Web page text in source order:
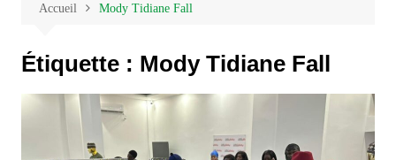
Accueil Mody Tidiane Fall
Étiquette : Mody Tidiane Fall